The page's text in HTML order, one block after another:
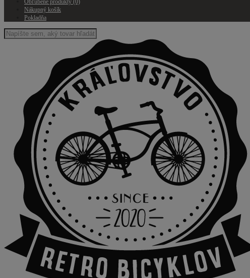
Obľúbené produkty (0)
Nákupný košík
Pokladňa